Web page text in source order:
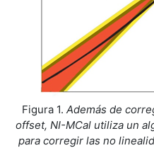
Figura 1. Además de
offset, NI-MCal utiliza un
para corregir las no